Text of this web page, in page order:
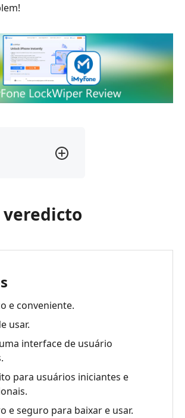
veredicto
e conveniente.
usar.
interface de usuário
para usuários iniciantes e
e seguro para baixar e usar.